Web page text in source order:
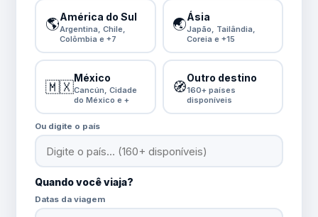
🌎América do Sul
Argentina, Chile,
Colômbia e +7
🌏Ásia
Japão, Tailândia,
Coreia e +15
🇲🇽
México
Cancún, Cidade
do México e +
🧭
Outro destino
160+ países
disponíveis
Ou digite o país
Quando você viaja?
Datas da viagem